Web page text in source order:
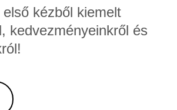
kézből kiemelt
kedvezményeinkről és